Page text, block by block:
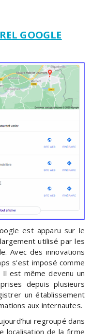
GOOGLE
est apparu sur le
utilisé par les
Avec des innovations
s’est imposé comme
Il est même devenu un
depuis plusieurs
un établissement
aux internautes.
regroupé dans
localisation de la firme